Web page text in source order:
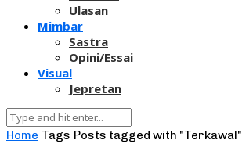
Ulasan
Mimbar
Sastra
Opini/Essai
Visual
Jepretan
Home Tags Posts tagged with "Terkawal"